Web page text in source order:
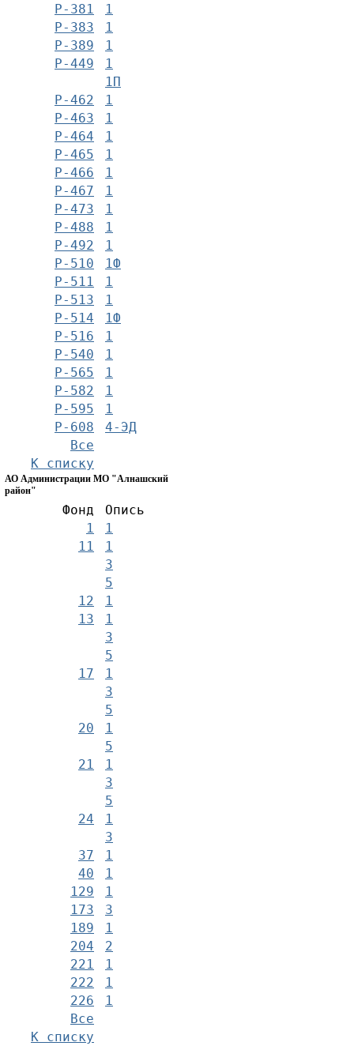
Р-381
1
Р-383
1
Р-389
1
Р-449
1
1П
Р-462
1
Р-463
1
Р-464
1
Р-465
1
Р-466
1
Р-467
1
Р-473
1
Р-488
1
Р-492
1
Р-510
1Ф
Р-511
1
Р-513
1
Р-514
1Ф
Р-516
1
Р-540
1
Р-565
1
Р-582
1
Р-595
1
Р-608
4-ЭД
Все
К списку
АО Администрации МО "Алнашский
район"
Фонд
Опись
1
1
11
1
3
5
12
1
13
1
3
5
17
1
3
5
20
1
5
21
1
3
5
24
1
3
37
1
40
129
1
173
1
189
3
204
1
2
221
1
222
1
226
1
Все
К списку